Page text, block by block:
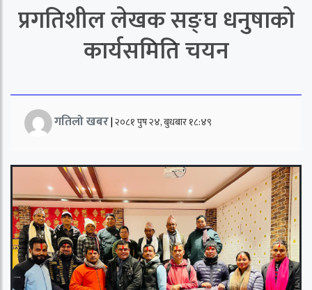
प्रगतिशील लेखक सङ्घ धनुषाको
कार्यसमिति चयन
गतिलो खबर|२०८१ पुष २४, बुधबार १८:४९